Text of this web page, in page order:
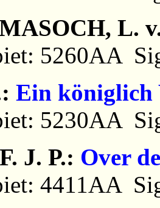
L.
5260AA
Ein königlich
5230AA
J. P.: Over
4411AA